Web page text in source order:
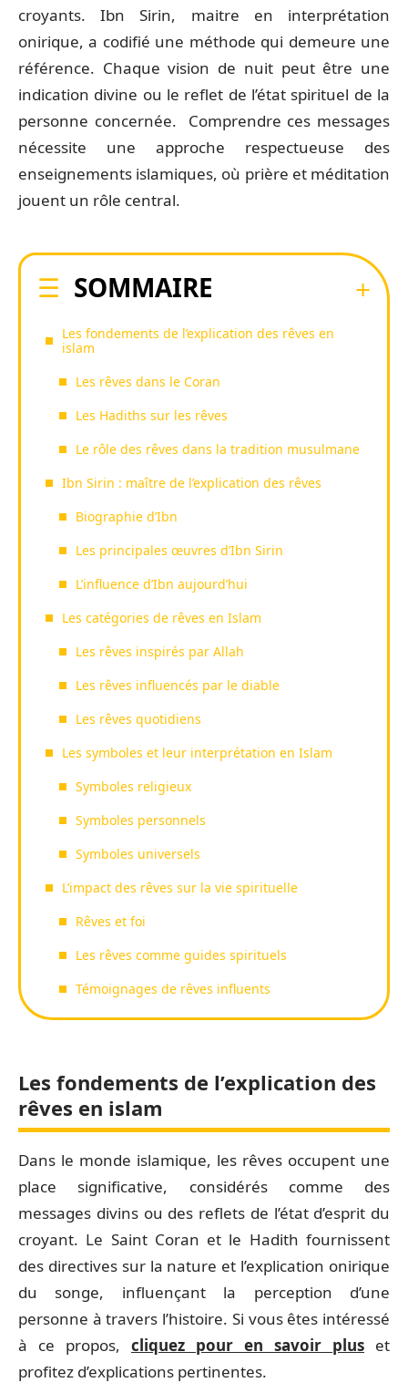
croyants. Ibn Sirin, maitre en interprétation
onirique, a codifié une méthode qui demeure une
référence. Chaque vision de nuit peut être une
indication divine ou le reflet de l’état spirituel de la
personne concernée. Comprendre ces messages
nécessite une approche respectueuse des
enseignements islamiques, où prière et méditation
jouent un rôle central.
SOMMAIRE
Les fondements de l’explication des rêves en
islam
Les rêves dans le Coran
Les Hadiths sur les rêves
Le rôle des rêves dans la tradition musulmane
Ibn Sirin : maître de l’explication des rêves
Biographie d’Ibn
Les principales œuvres d’Ibn Sirin
L’influence d’Ibn aujourd’hui
Les catégories de rêves en Islam
Les rêves inspirés par Allah
Les rêves influencés par le diable
Les rêves quotidiens
Les symboles et leur interprétation en Islam
Symboles religieux
Symboles personnels
Symboles universels
L’impact des rêves sur la vie spirituelle
Rêves et foi
Les rêves comme guides spirituels
Témoignages de rêves influents
Les fondements de l’explication des
rêves en islam
Dans le monde islamique, les rêves occupent une
place significative, considérés comme des
messages divins ou des reflets de l’état d’esprit du
croyant. Le Saint Coran et le Hadith fournissent
des directives sur la nature et l’explication onirique
du songe, influençant la perception d’une
personne à travers l’histoire. Si vous êtes intéressé
à ce propos, cliquez pour en savoir plus et
profitez d’explications pertinentes.